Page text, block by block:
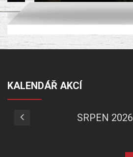
KALENDÁŘ AKCÍ
SRPEN 2026